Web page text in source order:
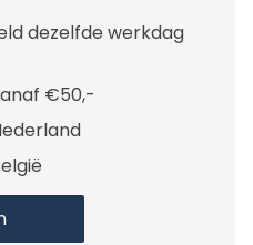
dezelfde werkdag
€50,-